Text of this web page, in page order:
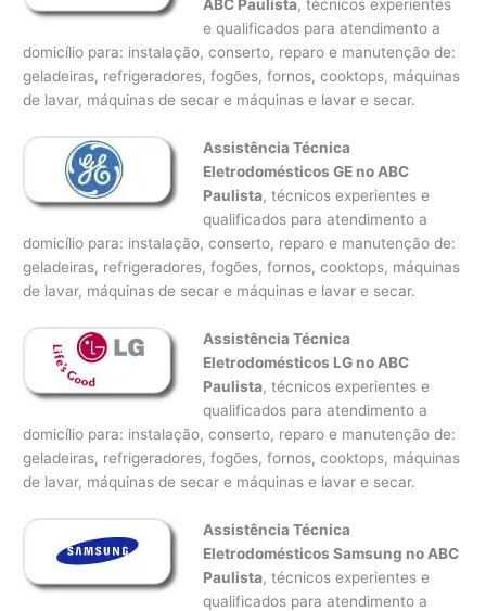
ABC Paulista, técnicos experientes
e qualificados para atendimento a
domicílio para: instalação, conserto, reparo e manutenção de:
geladeiras, refrigeradores, fogões, fornos, cooktops, máquinas
de lavar, máquinas de secar e máquinas e lavar e secar.
Assistência Técnica
Eletrodomésticos GE no ABC
Paulista, técnicos experientes e
qualificados para atendimento a
domicílio para: instalação, conserto, reparo e manutenção de:
geladeiras, refrigeradores, fogões, fornos, cooktops, máquinas
de lavar, máquinas de secar e máquinas e lavar e secar.
Assistência Técnica
Eletrodomésticos LG no ABC
Paulista, técnicos experientes e
qualificados para atendimento a
domicílio para: instalação, conserto, reparo e manutenção de:
geladeiras, refrigeradores, fogões, fornos, cooktops, máquinas
de lavar, máquinas de secar e máquinas e lavar e secar.
Assistência Técnica
Eletrodomésticos Samsung no ABC
Paulista, técnicos experientes e
qualificados para atendimento a